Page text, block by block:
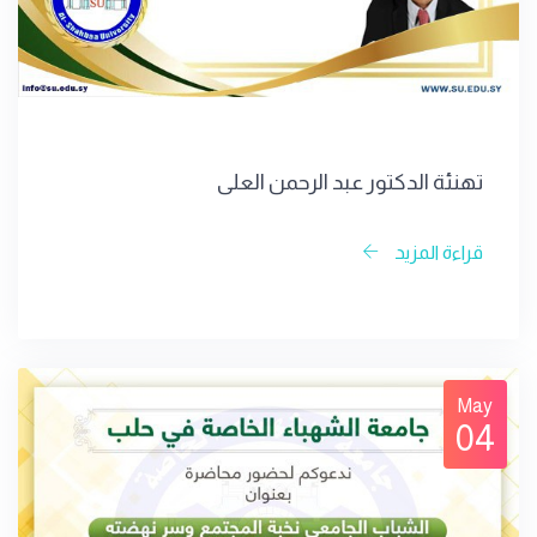
تهنئة الدكتور عبد الرحمن العلي
قراءة المزيد
May
04